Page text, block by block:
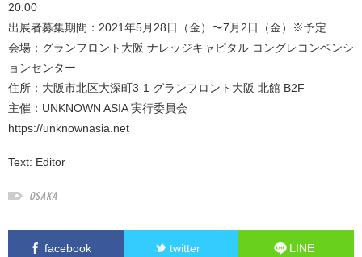
20:00
出展者募集期間：2021年5月28日（金）〜7月2日（金）※予定
会場：グランフロント大阪 ナレッジキャピタル コングレコンベンシ
ョンセンター
住所：大阪市北区大深町3-1 グランフロント大阪 北館 B2F
主催：UNKNOWN ASIA 実行委員会
https://unknownasia.net
Text: Editor
OSAKA
facebook twitter LINE